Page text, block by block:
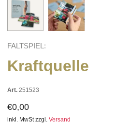
FALTSPIEL:
Kraftquelle
Art. 251523
€0,00
inkl. MwSt zzgl. Versand